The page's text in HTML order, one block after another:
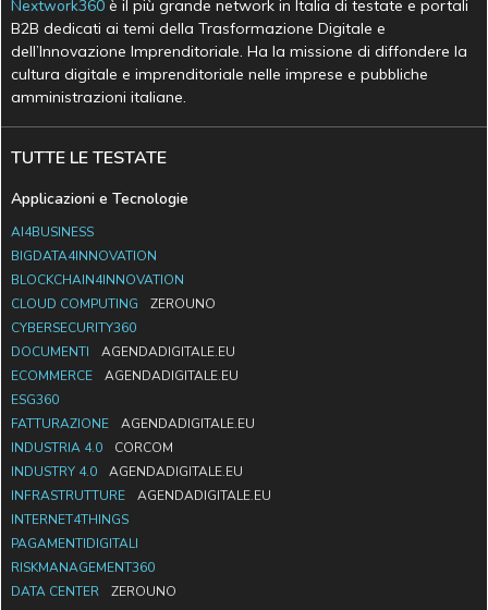
Nextwork360 è il più grande network in Italia di testate e portali
B2B dedicati ai temi della Trasformazione Digitale e
dell’Innovazione Imprenditoriale. Ha la missione di diffondere la
cultura digitale e imprenditoriale nelle imprese e pubbliche
amministrazioni italiane.
TUTTE LE TESTATE
Applicazioni e Tecnologie
AI4BUSINESS
BIGDATA4INNOVATION
BLOCKCHAIN4INNOVATION
CLOUD COMPUTING
ZEROUNO
CYBERSECURITY360
DOCUMENTI
AGENDADIGITALE.EU
ECOMMERCE
AGENDADIGITALE.EU
ESG360
FATTURAZIONE
AGENDADIGITALE.EU
INDUSTRIA 4.0
CORCOM
INDUSTRY 4.0
AGENDADIGITALE.EU
INFRASTRUTTURE
AGENDADIGITALE.EU
INTERNET4THINGS
PAGAMENTIDIGITALI
RISKMANAGEMENT360
DATA CENTER
ZEROUNO